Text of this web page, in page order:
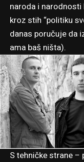
naroda i
kroz stih “politiku
danas poručuje da
ama baš ništa).
S tehničke strane